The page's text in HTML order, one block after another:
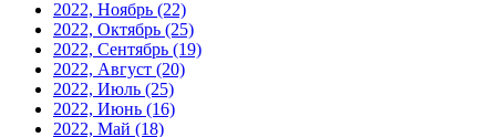
2022, Ноябрь (22)
2022, Октябрь (25)
2022, Сентябрь (19)
2022, Август (20)
2022, Июль (25)
2022, Июнь (16)
2022, Май (18)